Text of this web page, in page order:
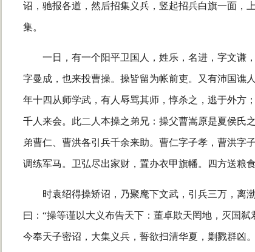
诏，驰报各道，然后招集义兵，竖起招兵白旗一面，
集。
一日，有一个阳平卫国人，姓乐，名进，字文谦
字曼成，也来投曹操。操皆留为帐前吏。又有沛国谯
年十四从师学武，有人辱骂其师，惇杀之，逃于外方
千人来会。此二人本操之弟兄：操父曹嵩原是夏侯氏
弟曹仁、曹洪各引兵千余来助。曹仁字子孝，曹洪字
调练军马。卫弘尽出家财，置办衣甲旗幡。四方送粮
时袁绍得操矫诏，乃聚麾下文武，引兵三万，离
曰：“操等谨以大义布告天下：董卓欺天罔地，灭国
今奉天子密诏，大集义兵，誓欲扫清华夏，剿戮群凶